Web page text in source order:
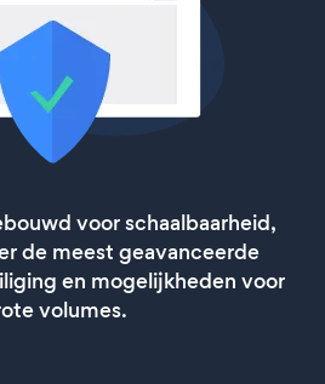
voor schaalbaarheid,
de meest geavanceerde
en mogelijkheden voor
volumes.